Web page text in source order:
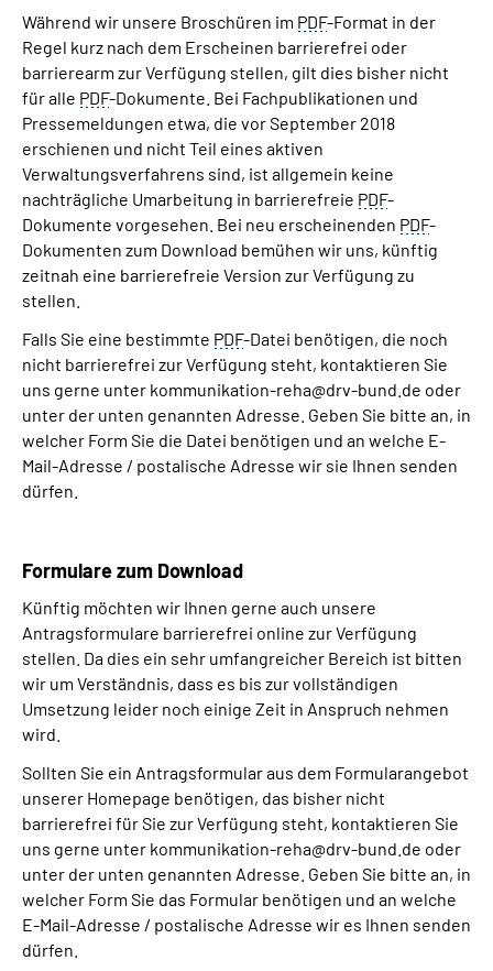
Während wir unsere Broschüren im PDF-Format in der
Regel kurz nach dem Erscheinen barrierefrei oder
barrierearm zur Verfügung stellen, gilt dies bisher nicht
für alle PDF-Dokumente. Bei Fachpublikationen und
Pressemeldungen etwa, die vor September 2018
erschienen und nicht Teil eines aktiven
Verwaltungsverfahrens sind, ist allgemein keine
nachträgliche Umarbeitung in barrierefreie PDF-
Dokumente vorgesehen. Bei neu erscheinenden PDF-
Dokumenten zum Download bemühen wir uns, künftig
zeitnah eine barrierefreie Version zur Verfügung zu
stellen.
Falls Sie eine bestimmte PDF-Datei benötigen, die noch
nicht barrierefrei zur Verfügung steht, kontaktieren Sie
uns gerne unter kommunikation-reha@drv-bund.de oder
unter der unten genannten Adresse. Geben Sie bitte an, in
welcher Form Sie die Datei benötigen und an welche E-
Mail-Adresse / postalische Adresse wir sie Ihnen senden
dürfen.
Formulare zum Download
Künftig möchten wir Ihnen gerne auch unsere
Antragsformulare barrierefrei online zur Verfügung
stellen. Da dies ein sehr umfangreicher Bereich ist bitten
wir um Verständnis, dass es bis zur vollständigen
Umsetzung leider noch einige Zeit in Anspruch nehmen
wird.
Sollten Sie ein Antragsformular aus dem Formularangebot
unserer Homepage benötigen, das bisher nicht
barrierefrei für Sie zur Verfügung steht, kontaktieren Sie
uns gerne unter kommunikation-reha@drv-bund.de oder
unter der unten genannten Adresse. Geben Sie bitte an, in
welcher Form Sie das Formular benötigen und an welche
E-Mail-Adresse / postalische Adresse wir es Ihnen senden
dürfen.